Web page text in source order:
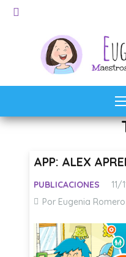
APP: ALEX
PUBLICACIONES 11/
Por Eugenia Romero